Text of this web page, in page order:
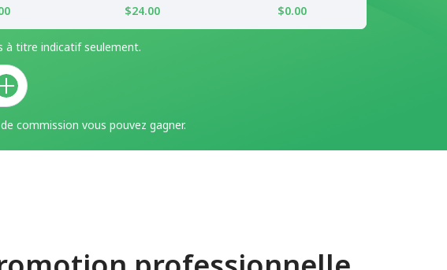
$24.00 $0.00
à titre indicatif seulement.
commission vous pouvez gagner.